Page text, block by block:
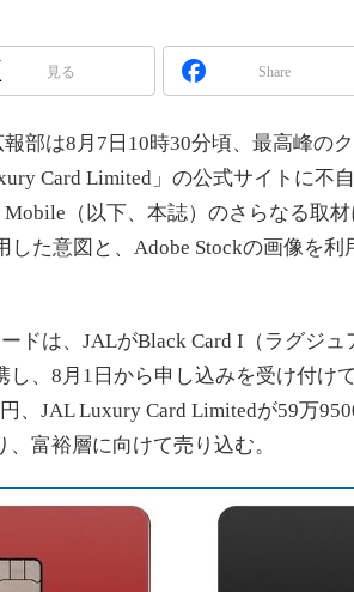
見る Share
部は8月7日10時30分頃、最高峰の
Card Limited」の公式サイトに不
（以下、本誌）のさらなる取
た意図と、Adobe Stockの画像を利
ドは、JALがBlack Card I（ラグジュ
し、8月1日から申し込みを受け付け
、JAL Luxury Card Limitedが59万
富裕層に向けて売り込む。